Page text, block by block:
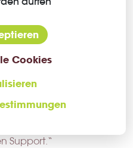
für uns enorm.“
Solutions sichert
betont
Support.“
Cookies